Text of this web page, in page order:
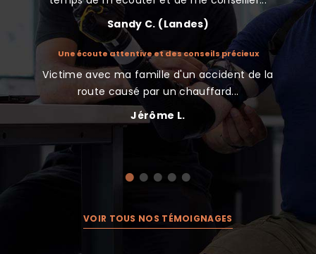
Sandy C. (Landes)
Une écoute attentive et des conseils précieux
Victime avec ma famille d'un accident de la
route causé par un chauffard...
Jérôme L.
VOIR TOUS NOS TÉMOIGNAGES